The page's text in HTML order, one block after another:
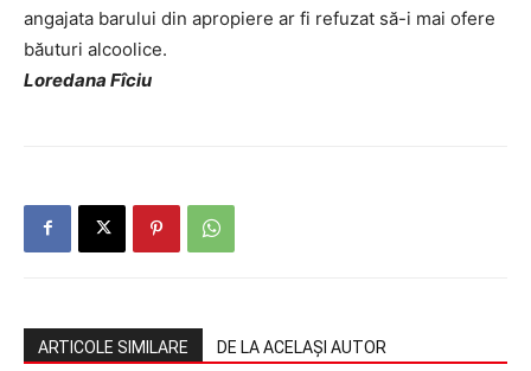
angajata barului din apropiere ar fi refuzat să-i mai ofere
băuturi alcoolice.
Loredana Fîciu
ARTICOLE SIMILARE DE LA ACELAȘI AUTOR